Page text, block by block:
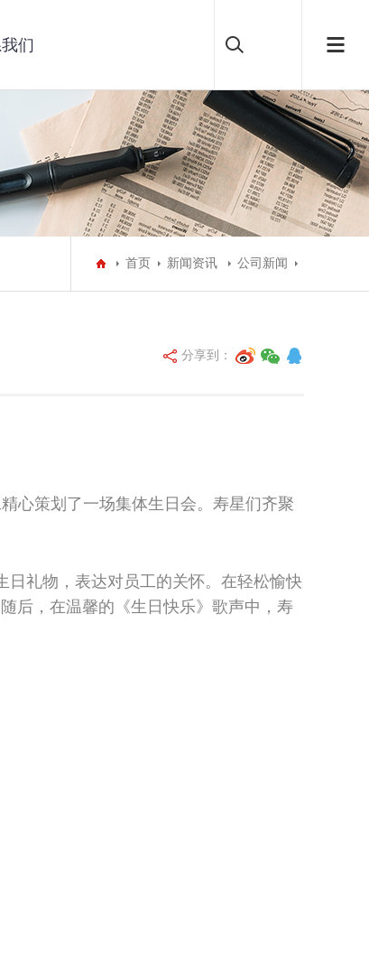
们
首页 新闻资讯 公司新闻
分享到：
心策划了一场集体生日会。寿星们齐聚
礼物，表达对员工的关怀。在轻松愉快
后，在温馨的《生日快乐》歌声中，寿